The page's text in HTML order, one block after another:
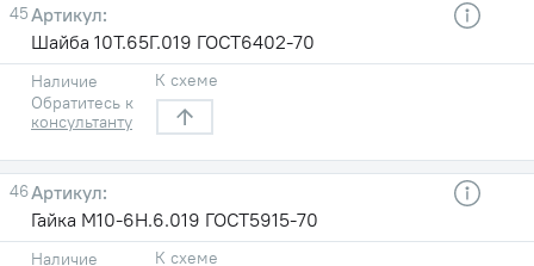
45
Шайба 10Т.65Г.019 ГОСТ6402-70
Наличие
Обратитесь к
консультанту
К схеме
46
Гайка М10-6H.6.019 ГОСТ5915-70
Наличие
К схеме